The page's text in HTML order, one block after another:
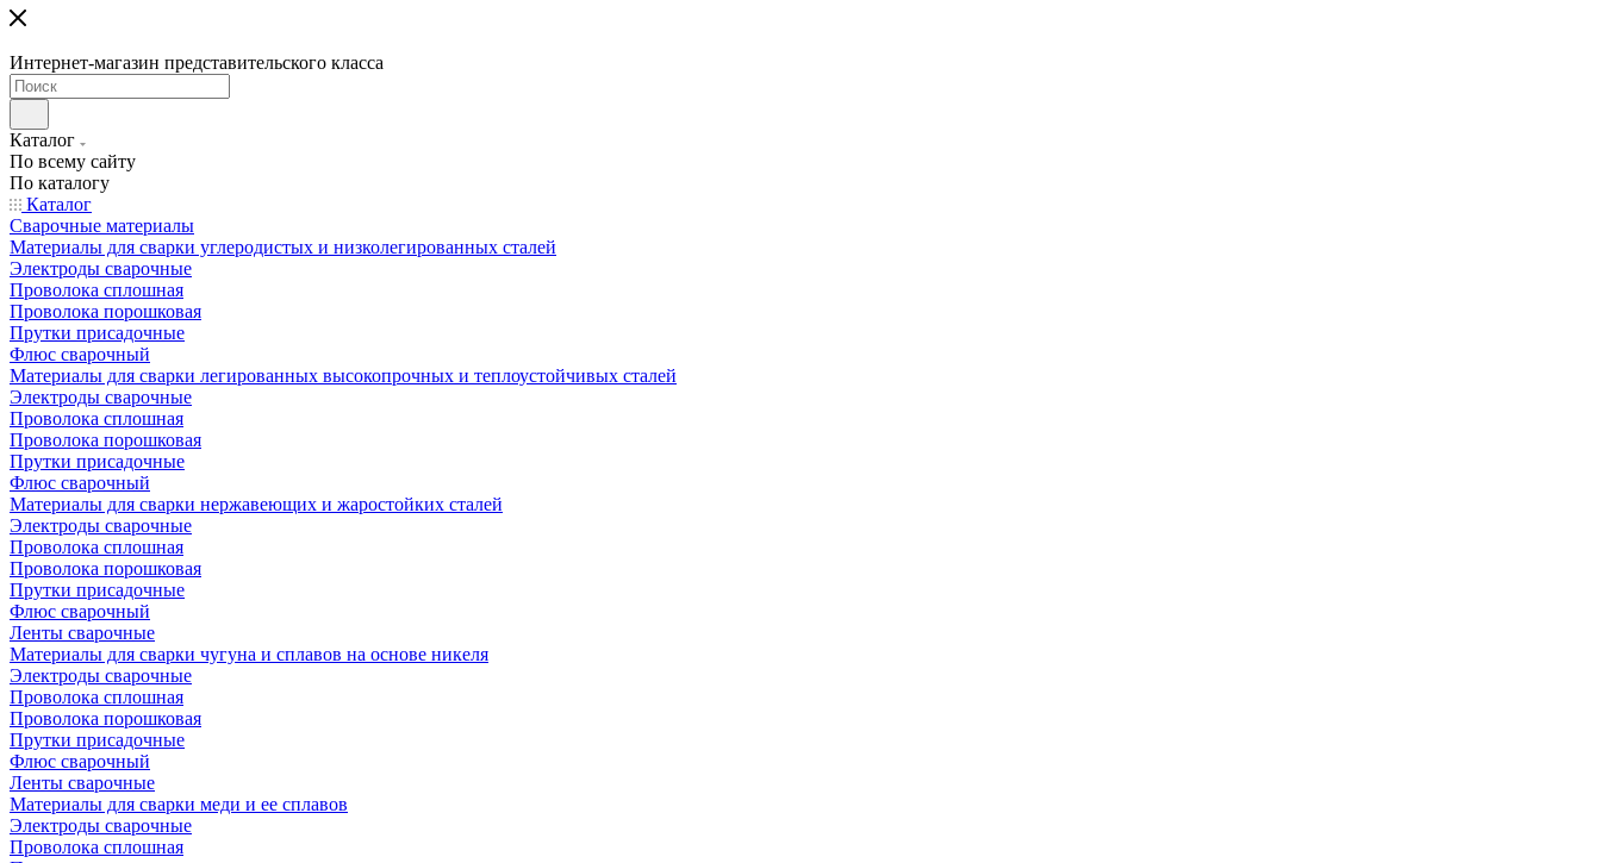
Интернет-магазин представительского класса
Каталог
По всему сайту
По каталогу
Каталог
Сварочные материалы
Материалы для сварки углеродистых и низколегированных сталей
Электроды сварочные
Проволока сплошная
Проволока порошковая
Прутки присадочные
Флюс сварочный
Материалы для сварки легированных высокопрочных и теплоустойчивых сталей
Электроды сварочные
Проволока сплошная
Проволока порошковая
Прутки присадочные
Флюс сварочный
Материалы для сварки нержавеющих и жаростойких сталей
Электроды сварочные
Проволока сплошная
Проволока порошковая
Прутки присадочные
Флюс сварочный
Ленты сварочные
Материалы для сварки чугуна и сплавов на основе никеля
Электроды сварочные
Проволока сплошная
Проволока порошковая
Прутки присадочные
Флюс сварочный
Ленты сварочные
Материалы для сварки меди и ее сплавов
Электроды сварочные
Проволока сплошная